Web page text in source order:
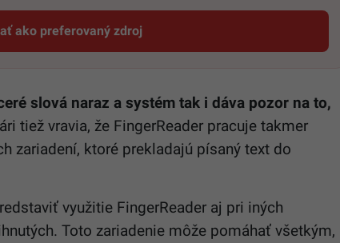
ako preferovaný zdroj
Startitup, odkaz sa otvorí v novom okne
slová naraz a systém tak i dáva pozor na to,
tiež vravia, že FingerReader pracuje takmer
zariadení, ktoré prekladajú písaný text do
využitie FingerReader aj pri iných
Toto zariadenie môže pomáhať všetkým,